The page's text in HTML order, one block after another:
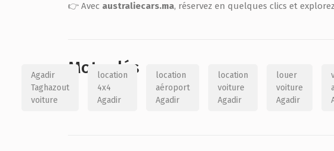
👉 Avec australiecars.ma, réservez en quelques clics et
Mots clés
Agadir
Taghazout
voiture
location
4x4
Agadir
location
aéroport
Agadir
location
voiture
Agadir
louer
voiture
Agadir